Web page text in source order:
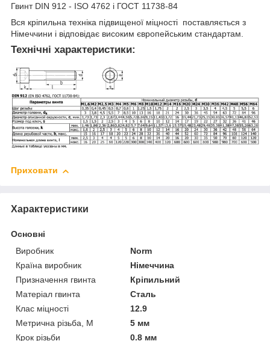
Гвинт DIN 912 - ISO 4762 і ГОСТ 11738-84
Вся кріпильна техніка підвищеної міцності поставляється з
Німеччини і відповідає високим європейським стандартам.
Технічні характеристики:
Приховати
Характеристики
Основні
Виробник
Norm
Країна виробник
Німеччина
Призначення гвинта
Кріпильний
Матеріал гвинта
Сталь
Клас міцності
12.9
Метрична різьба, М
5 мм
Крок різьби
0.8 мм